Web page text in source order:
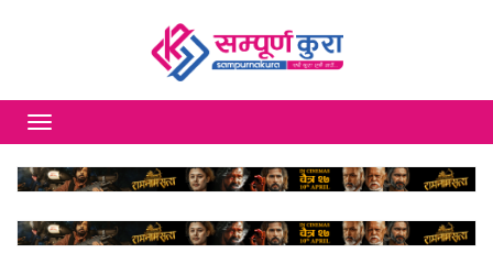
Toggle
navigation